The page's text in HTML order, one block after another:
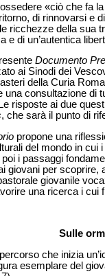
«ciò che fa
di rinnovarsi e
ricchezze della sua
e di un’autentica
Documento
ai Sinodi dei
della Curia
una consultazione di
risposte ai due
, che sarà il punto di
propone una
del mondo in cui
i passaggi
giovani per
giovanile
una ricerca i
Sulle
che inizia
esemplare del